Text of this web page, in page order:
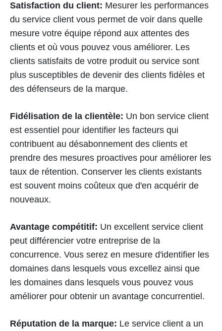
Satisfaction du client: Mesurer les performances
du service client vous permet de voir dans quelle
mesure votre équipe répond aux attentes des
clients et où vous pouvez vous améliorer. Les
clients satisfaits de votre produit ou service sont
plus susceptibles de devenir des clients fidèles et
des défenseurs de la marque.
Fidélisation de la clientèle: Un bon service client
est essentiel pour identifier les facteurs qui
contribuent au désabonnement des clients et
prendre des mesures proactives pour améliorer les
taux de rétention. Conserver les clients existants
est souvent moins coûteux que d'en acquérir de
nouveaux.
Avantage compétitif: Un excellent service client
peut différencier votre entreprise de la
concurrence. Vous serez en mesure d'identifier les
domaines dans lesquels vous excellez ainsi que
les domaines dans lesquels vous pouvez vous
améliorer pour obtenir un avantage concurrentiel.
Réputation de la marque: Le service client a un